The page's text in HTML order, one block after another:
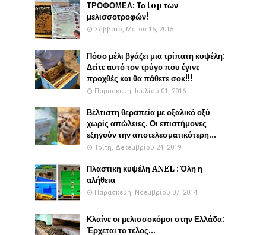
ΤΡΟΦΟΜΕΛ: Το top των
μελισσοτροφών!
Σάββατο, Μαΐου 16, 2015
Πόσο μέλι βγάζει μια τρίπατη κυψέλη:
Δείτε αυτό τον τρύγο που έγινε
προχθές και θα πάθετε σοκ!!!
Παρασκευή, Ιουλίου 01, 2016
Βέλτιστη θεραπεία με οξαλικό οξύ
χωρίς απώλειες. Οι επιστήμονες
εξηγούν την αποτελεσματικότερη...
Τρίτη, Δεκεμβρίου 24, 2019
Πλαστικη κυψέλη ANEL : Όλη η
αλήθεια
Παρασκευή, Νοεμβρίου 07, 2014
Κλαίνε οι μελισσοκόμοι στην Ελλάδα:
Έρχεται το τέλος...